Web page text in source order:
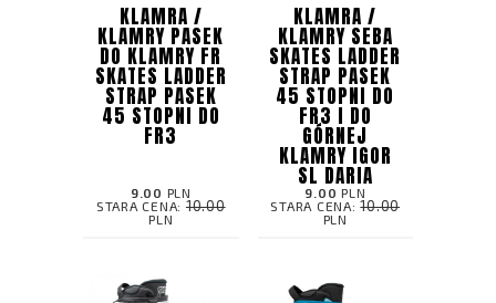
KLAMRA /
KLAMRY PASEK
DO KLAMRY FR
SKATES LADDER
STRAP PASEK
45 STOPNI DO
FR3
9.00 PLN
STARA CENA:10.00
PLN
KLAMRA /
KLAMRY SEBA
SKATES LADDER
STRAP PASEK
45 STOPNI DO
FR3 I DO
GÓRNEJ
KLAMRY IGOR
SL DARIA
9.00 PLN
STARA CENA:10.00
PLN